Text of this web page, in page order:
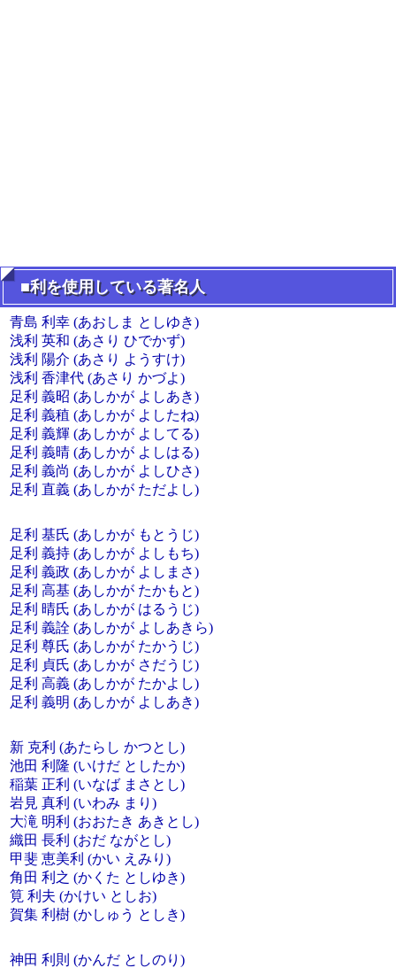
■利を使用している著名人
青島 利幸 (あおしま としゆき)
浅利 英和 (あさり ひでかず)
浅利 陽介 (あさり ようすけ)
浅利 香津代 (あさり かづよ)
足利 義昭 (あしかが よしあき)
足利 義稙 (あしかが よしたね)
足利 義輝 (あしかが よしてる)
足利 義晴 (あしかが よしはる)
足利 義尚 (あしかが よしひさ)
足利 直義 (あしかが ただよし)
足利 基氏 (あしかが もとうじ)
足利 義持 (あしかが よしもち)
足利 義政 (あしかが よしまさ)
足利 高基 (あしかが たかもと)
足利 晴氏 (あしかが はるうじ)
足利 義詮 (あしかが よしあきら)
足利 尊氏 (あしかが たかうじ)
足利 貞氏 (あしかが さだうじ)
足利 高義 (あしかが たかよし)
足利 義明 (あしかが よしあき)
新 克利 (あたらし かつとし)
池田 利隆 (いけだ としたか)
稲葉 正利 (いなば まさとし)
岩見 真利 (いわみ まり)
大滝 明利 (おおたき あきとし)
織田 長利 (おだ ながとし)
甲斐 恵美利 (かい えみり)
角田 利之 (かくた としゆき)
筧 利夫 (かけい としお)
賀集 利樹 (かしゅう としき)
神田 利則 (かんだ としのり)